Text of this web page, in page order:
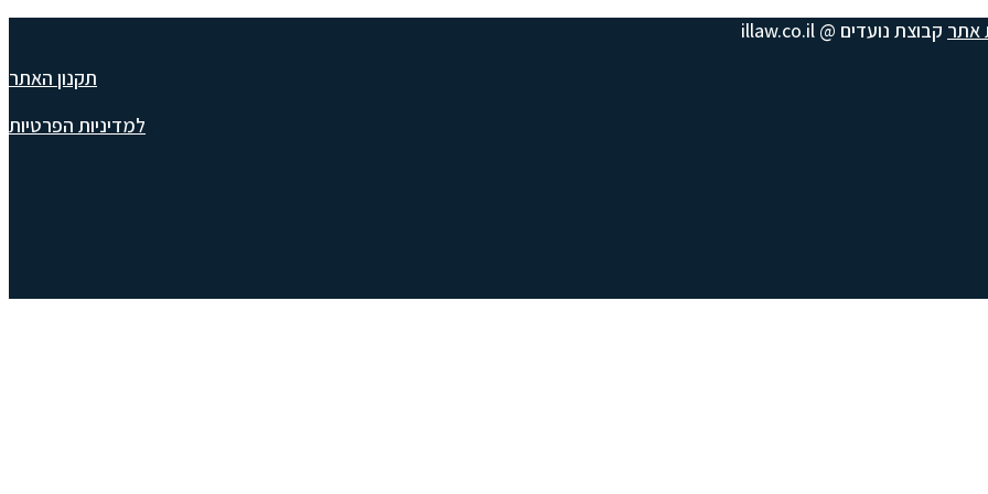
אתר קבוצת נועדים @ illaw.co.il
תקנון האתר
למדיניות הפרטיות